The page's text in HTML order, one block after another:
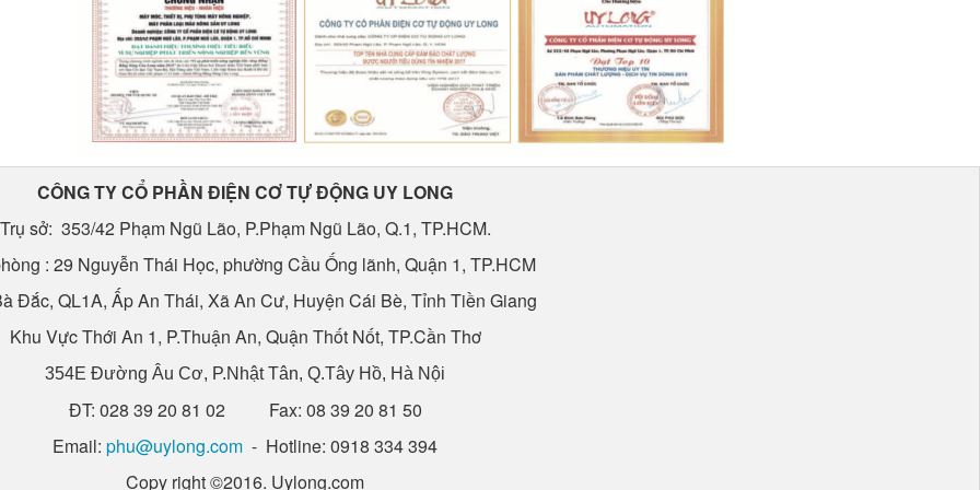
CÔNG TY CỔ PHẦN ĐIỆN CƠ TỰ ĐỘNG UY LONG
Trụ sở: 353/42 Phạm Ngũ Lão, P.Phạm Ngũ Lão, Q.1, TP.HCM.
: 29 Nguyễn Thái Học, phường Cầu Ống lãnh, Quận 1, TP.HCM
Đắc, QL1A, Ấp An Thái, Xã An Cư, Huyện Cái Bè, Tỉnh Tiền Giang
Khu Vực Thới An 1, P.Thuận An, Quận Thốt Nốt, TP.Cần Thơ
354E Đường Âu Cơ, P.Nhật Tân, Q.Tây Hồ, Hà Nội
ĐT: 028 39 20 81 02 Fax: 08 39 20 81 50
Email: phu@uylong.com - Hotline: 0918 334 394
Copy right ©2016. Uylong.com